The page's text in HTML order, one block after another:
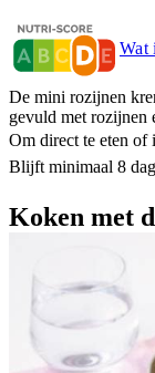
Wat
De mini rozijnen
gevuld met rozijnen
Om direct te eten of
Blijft minimaal 8
Koken met